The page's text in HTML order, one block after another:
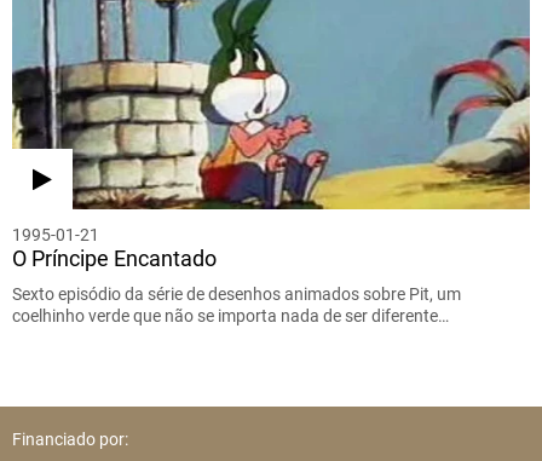
1995-01-21
O Príncipe Encantado
Sexto episódio da série de desenhos animados sobre Pit, um
coelhinho verde que não se importa nada de ser diferente…
Financiado por: